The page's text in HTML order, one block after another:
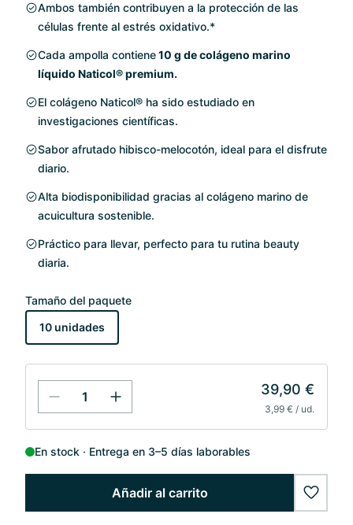
Ambos también contribuyen a la protección de las
células frente al estrés oxidativo.*
Cada ampolla contiene10 g de colágeno marino
líquido Naticol® premium.
El colágeno Naticol® ha sido estudiado en
investigaciones científicas.
Sabor afrutado hibisco-melocotón, ideal para el disfrute
diario.
Alta biodisponibilidad gracias al colágeno marino de
acuicultura sostenible.
Práctico para llevar, perfecto para tu rutina beauty
diaria.
Tamaño del paquete
10 unidades
39,90 €
3,99 € / ud.
En stock Entrega en 3–5 días laborables
Añadir al carrito